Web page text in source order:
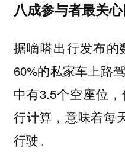
八成参与者最关
据嘀嗒出行发布
60%的私家车上路
中有3.5个空座位
行计算，意味着每
行驶。